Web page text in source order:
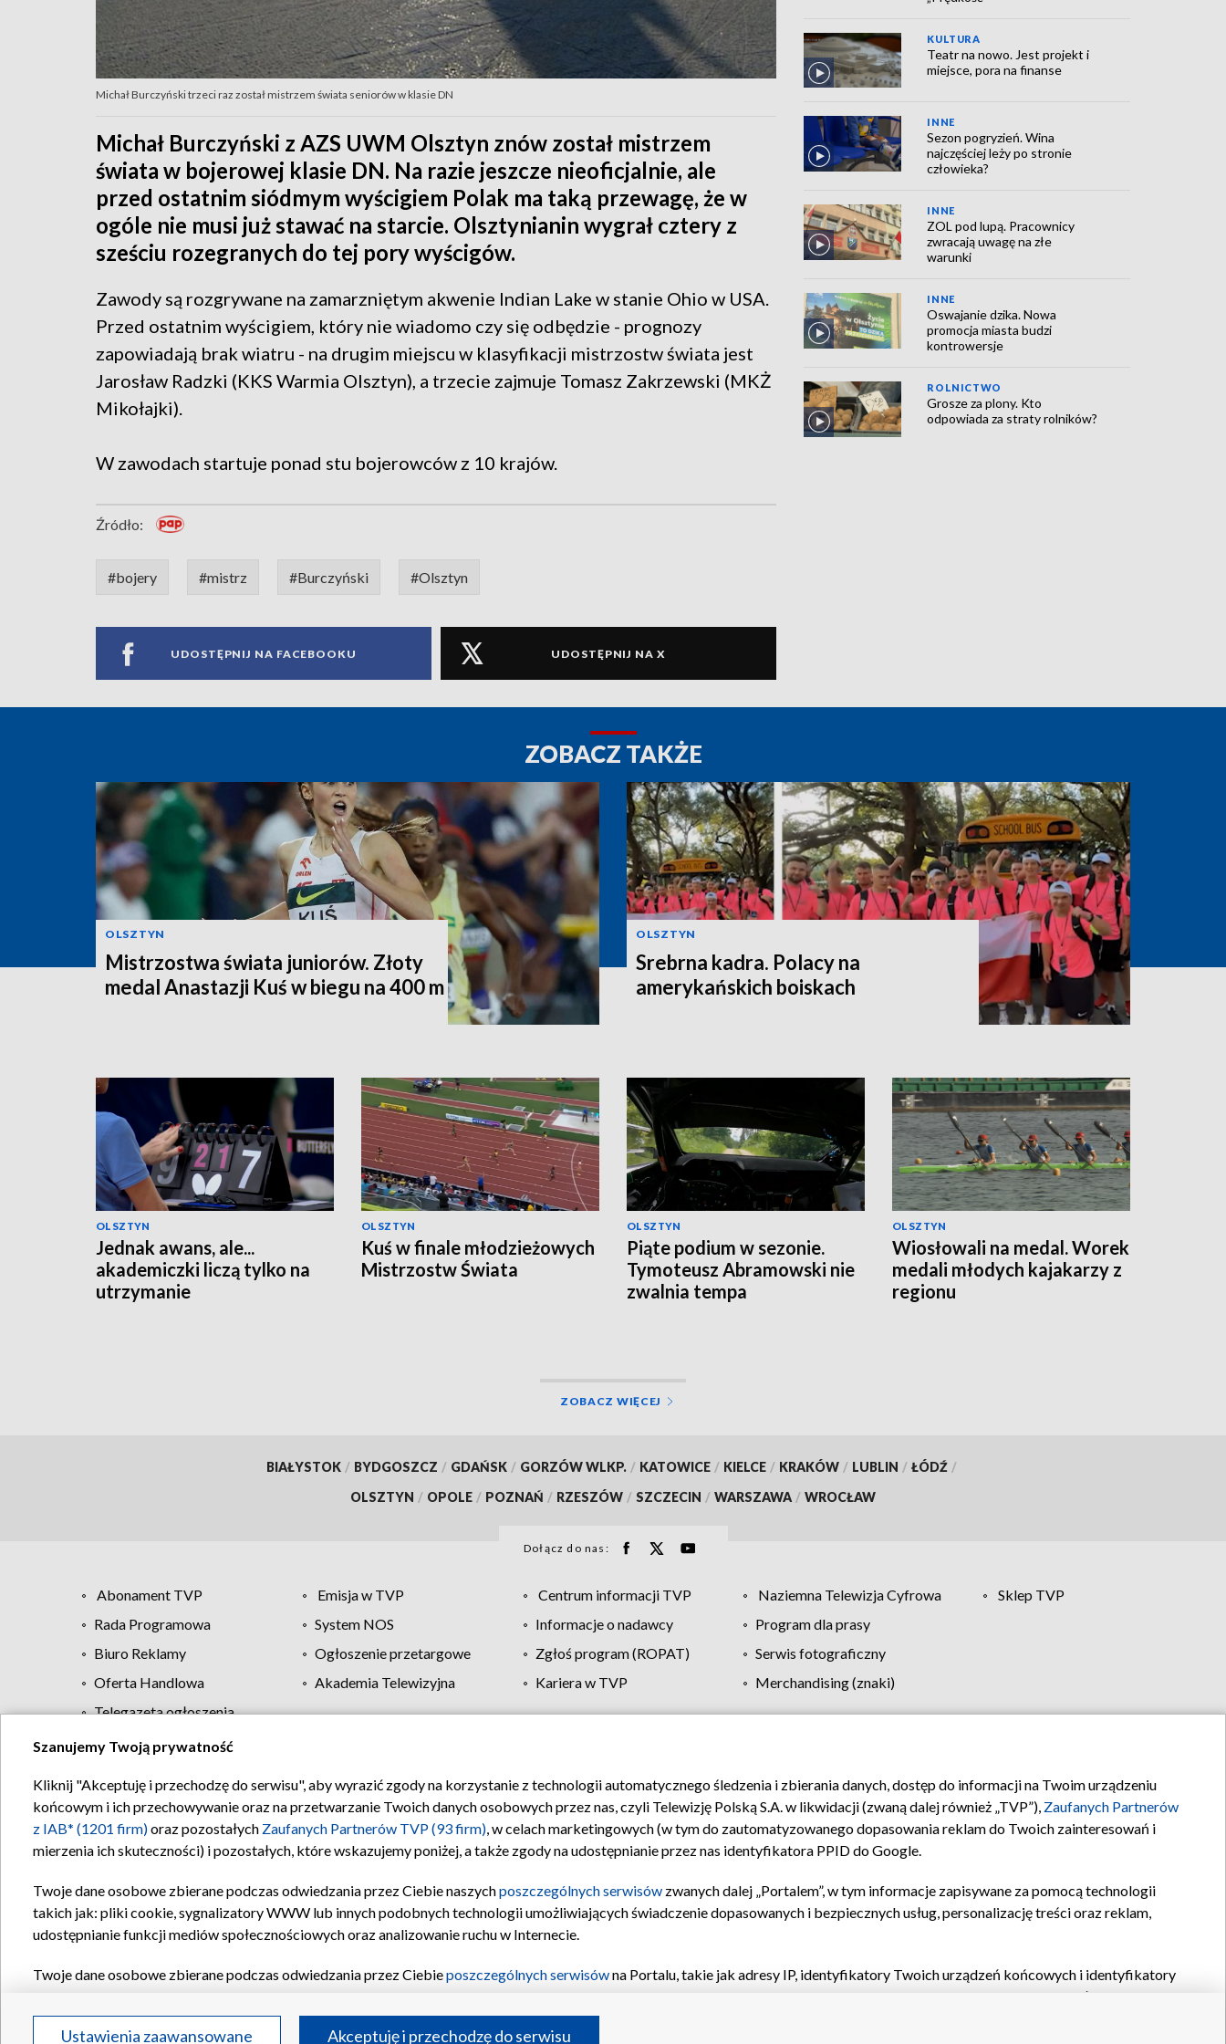
Michał Burczyński trzeci raz został mistrzem świata seniorów w klasie DN
Michał Burczyński z AZS UWM Olsztyn znów został mistrzem
świata w bojerowej klasie DN. Na razie jeszcze nieoficjalnie, ale
przed ostatnim siódmym wyścigiem Polak ma taką przewagę, że w
ogóle nie musi już stawać na starcie. Olsztynianin wygrał cztery z
sześciu rozegranych do tej pory wyścigów.
Zawody są rozgrywane na zamarzniętym akwenie Indian Lake w stanie Ohio w USA.
Przed ostatnim wyścigiem, który nie wiadomo czy się odbędzie - prognozy
zapowiadają brak wiatru - na drugim miejscu w klasyfikacji mistrzostw świata jest
Jarosław Radzki (KKS Warmia Olsztyn), a trzecie zajmuje Tomasz Zakrzewski (MKŻ
Mikołajki).
W zawodach startuje ponad stu bojerowców z 10 krajów.
Źródło:
#bojery #mistrz #Burczyński #Olsztyn
UDOSTĘPNIJ NA FACEBOOKU UDOSTĘPNIJ NA X
KULTURA
Teatr na nowo. Jest projekt i
miejsce, pora na finanse
INNE
Sezon pogryzień. Wina
najczęściej leży po stronie
człowieka?
INNE
ZOL pod lupą. Pracownicy
zwracają uwagę na złe
warunki
INNE
Oswajanie dzika. Nowa
promocja miasta budzi
kontrowersje
ROLNICTWO
Grosze za plony. Kto
odpowiada za straty rolników?
ZOBACZ TAKŻE
OLSZTYN
Mistrzostwa świata juniorów. Złoty
medal Anastazji Kuś w biegu na 400 m
OLSZTYN
Srebrna kadra. Polacy na
amerykańskich boiskach
OLSZTYN
Jednak awans, ale...
akademiczki liczą tylko na
utrzymanie
OLSZTYN
Kuś w finale młodzieżowych
Mistrzostw Świata
OLSZTYN
Piąte podium w sezonie.
Tymoteusz Abramowski nie
zwalnia tempa
OLSZTYN
Wiosłowali na medal. Worek
medali młodych kajakarzy z
regionu
ZOBACZ WIĘCEJ
BIAŁYSTOK / BYDGOSZCZ / GDAŃSK / GORZÓW WLKP. / KATOWICE / KIELCE / KRAKÓW / LUBLIN / ŁÓDŹ /
OLSZTYN / OPOLE / POZNAŃ / RZESZÓW / SZCZECIN / WARSZAWA / WROCŁAW
Dołącz do nas:
Abonament TVP Emisja w TVP Centrum informacji TVP Naziemna Telewizja Cyfrowa
Sklep TVP
Rada Programowa
System NOS Informacje o nadawcy
Program dla prasy
Biuro Reklamy
Ogłoszenie przetargowe Zgłoś program (ROPAT)
Serwis fotograficzny
Oferta Handlowa
Akademia Telewizyjna Kariera w TVP
Merchandising (znaki)
Telegazeta ogłoszenia
Regulamin TVP Polityka prywatności Moje zgody Pomoc Biuro reklamy Kontakt
Szanujemy Twoją prywatność
Kliknij "Akceptuję i przechodzę do serwisu", aby wyrazić zgody na korzystanie z technologii automatycznego śledzenia i zbierania danych, dostęp do informacji na Twoim urządzeniu
końcowym i ich przechowywanie oraz na przetwarzanie Twoich danych osobowych przez nas, czyli Telewizję Polską S.A. w likwidacji (zwaną dalej również „TVP”), Zaufanych Partnerów
z IAB* (1201 firm)oraz pozostałych Zaufanych Partnerów TVP (93 firm), w celach marketingowych (w tym do zautomatyzowanego dopasowania reklam do Twoich zainteresowań i
mierzenia ich skuteczności) i pozostałych, które wskazujemy poniżej, a także zgody na udostępnianie przez nas identyfikatora PPID do Google.
Twoje dane osobowe zbierane podczas odwiedzania przez Ciebie naszychposzczególnych serwisów zwanych dalej „Portalem”, w tym informacje zapisywane za pomocą technologii
takich jak: pliki cookie, sygnalizatory WWW lub innych podobnych technologii umożliwiających świadczenie dopasowanych i bezpiecznych usług, personalizację treści oraz reklam,
udostępnianie funkcji mediów społecznościowych oraz analizowanie ruchu w Internecie.
Twoje dane osobowe zbierane podczas odwiedzania przez Ciebieposzczególnych serwisówna Portalu, takie jak adresy IP, identyfikatory Twoich urządzeń końcowych i identyfikatory
oraz pozostałych
Partnerów TVPdla realizacji następujących celów i funkcji: przechowywania informacji na urządzeniu lub dostęp do nich, wyboru podstawowych reklam, wyboru spersonalizowanych
reklam, tworzenia profilu spersonalizowanych reklam, tworzenia profilu spersonalizowanych treści, wyboru spersonalizowanych treści, pomiaru wydajności reklam, pomiaru wydajności
Ustawienia zaawansowane Akceptuję i przechodzę do serwisu